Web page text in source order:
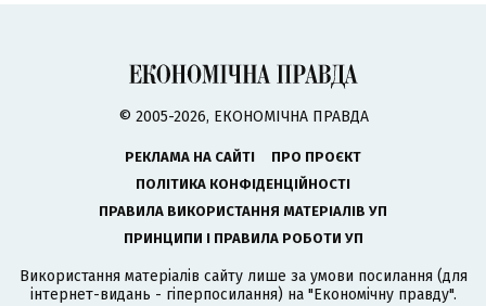
© 2005-2026, ЕКОНОМІЧНА ПРАВДА
РЕКЛАМА НА САЙТІ
ПРО ПРОЄКТ
ПОЛІТИКА КОНФІДЕНЦІЙНОСТІ
ПРАВИЛА ВИКОРИСТАННЯ МАТЕРІАЛІВ УП
ПРИНЦИПИ І ПРАВИЛА РОБОТИ УП
Використання матеріалів сайту лише за умови посилання (для
інтернет-видань - гіперпосилання) на "Економічну правду".